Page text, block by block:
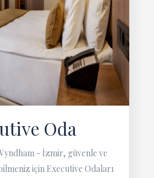
Oda
- İzmir, güvenle ve
için Executive Odaları